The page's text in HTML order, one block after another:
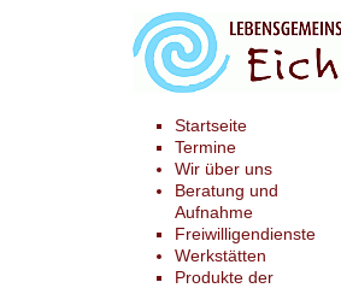
Startseite
Termine
Wir über uns
Beratung und
Aufnahme
Freiwilligendienste
Werkstätten
Produkte der